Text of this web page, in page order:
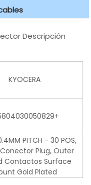
Descripción
KYOCERA
PITCH - 30 POS,
Plug, Outer
Contactos Surface
Gold Plated